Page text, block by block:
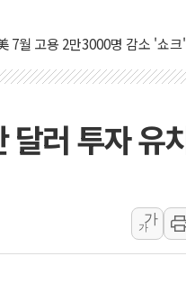
슬람 수니파 3개국, 공동방위협
개장 전 특징주...아틀라시안
리 내려야"…파월 때와 달리 워
인 측근 포항시 정책특보 내정
령, '6시간 마라톤 부동산 2차
, 中 겨냥 폴리실리콘 관세 15%
살만과 에르도안의 만남
러 투자 유
가
가